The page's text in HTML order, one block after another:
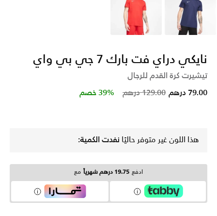
أبيض أحمر
نايكي دراي فت بارك 7 جي بي واي
تيشيرت كرة القدم للرجال
Price reduced from
129.00 درهم to 79.00 درهم 39% خصم
هذا اللون غير متوفر حاليًا نفدت الكمية:
ادفع 19.75 درهم شهرياً مع